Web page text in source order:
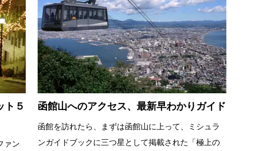
ト５
ァン
函館山へのアクセス、最新早わかりガイド
函館を訪れたら、まずは函館山に上って、ミシュラ
ンガイドブックに三つ星として掲載された「極上の